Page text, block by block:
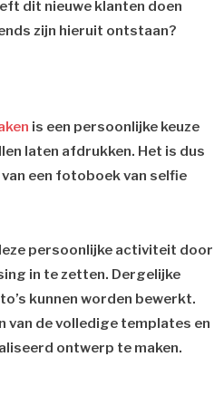
dit nieuwe klanten doen
zijn hieruit ontstaan?
is een persoonlijke keuze
laten afdrukken. Het is dus
een fotoboek van selfie
persoonlijke activiteit door
in te zetten. Dergelijke
kunnen worden bewerkt.
van de volledige templates en
ontwerp te maken.